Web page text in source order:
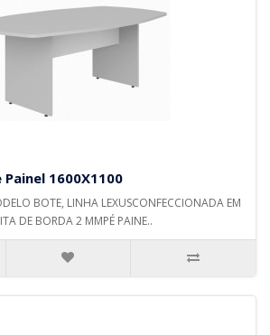
1600X1100
BOTE, LINHA LEXUSCONFECCIONADA EM
DE BORDA 2 MMPÉ PAINE..